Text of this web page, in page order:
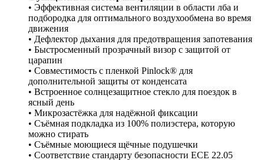
• Эффективная система вентиляции в области лба и
подбородка для оптимального воздухообмена во время
движения
• Дефлектор дыхания для предотвращения запотевания
• Быстросменный прозрачный визор с защитой от
царапин
• Совместимость с пленкой Pinlock® для
дополнительной защиты от конденсата
• Встроенное солнцезащитное стекло для поездок в
ясный день
• Микрозастёжка для надёжной фиксации
• Съёмная подкладка из 100% полиэстера, которую
можно стирать
• Съёмные моющиеся щёчные подушечки
• Соответствие стандарту безопасности ECE 22.05